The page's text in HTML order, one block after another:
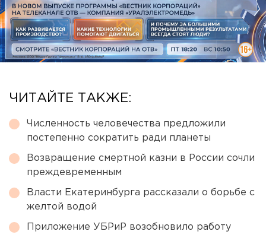
ЧИТАЙТЕ ТАКЖЕ:
Численность человечества предложили
постепенно сократить ради планеты
Возвращение смертной казни в России сочли
преждевременным
Власти Екатеринбурга рассказали о борьбе с
желтой водой
Приложение УБРиР возобновило работу